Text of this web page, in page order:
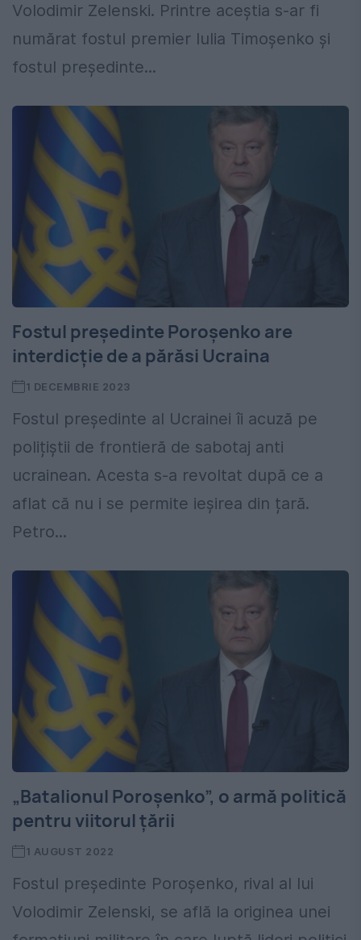
Volodimir Zelenski. Printre aceștia s-ar fi
numărat fostul premier Iulia Timoșenko și
fostul președinte...
Fostul președinte Poroșenko are
interdicție de a părăsi Ucraina
1 DECEMBRIE 2023
Fostul președinte al Ucrainei îi acuză pe
polițiștii de frontieră de sabotaj anti
ucrainean. Acesta s-a revoltat după ce a
aflat că nu i se permite ieșirea din țară.
Petro...
„Batalionul Poroșenko”, o armă politică
pentru viitorul țării
1 AUGUST 2022
Fostul președinte Poroșenko, rival al lui
Volodimir Zelenski, se află la originea unei